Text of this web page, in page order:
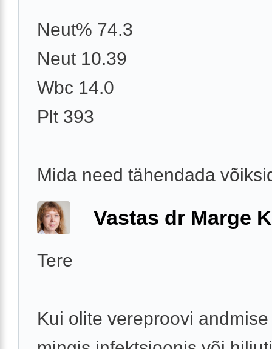
Neut% 74.3
Neut 10.39
Wbc 14.0
Plt 393
Mida need tähendada
Vastas dr Marge
Tere
Kui olite vereproovi